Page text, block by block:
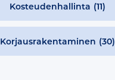
Kosteudenhallinta (11)
Korjausrakentaminen (30)